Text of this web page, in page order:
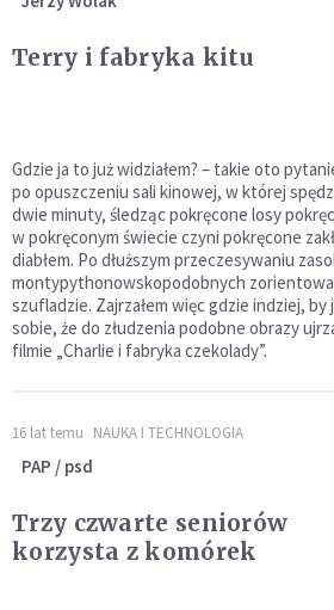
Terry i fabryka kitu
Gdzie ja to już widziałem? – takie oto
po opuszczeniu sali kinowej, w której
dwie minuty, śledząc pokręcone losy
w pokręconym świecie czyni pokręcone
diabłem. Po dłuższym przeczesywaniu
montypythonowskopodobnych
szufladzie. Zajrzałem więc gdzie indziej,
sobie, że do złudzenia podobne obrazy
filmie „Charlie i fabryka czekolady”.
16 lat temu NAUKA I TECHNOLOGIA
PAP / psd
Trzy czwarte seniorów
korzysta z komórek